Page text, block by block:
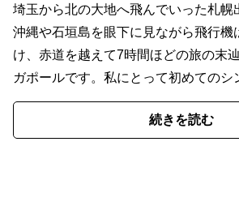
埼玉から北の大地へ飛んでいった札幌
沖縄や石垣島を眼下に見ながら飛行機
け、赤道を越えて7時間ほどの旅の末
ガポールです。私にとって初めてのシ
続きを読む